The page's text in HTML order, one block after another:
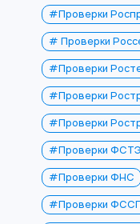
#Проверки
# Проверки
#Проверки
#Проверки
#Проверки
#Проверки
#Проверки ФНС
#Проверки